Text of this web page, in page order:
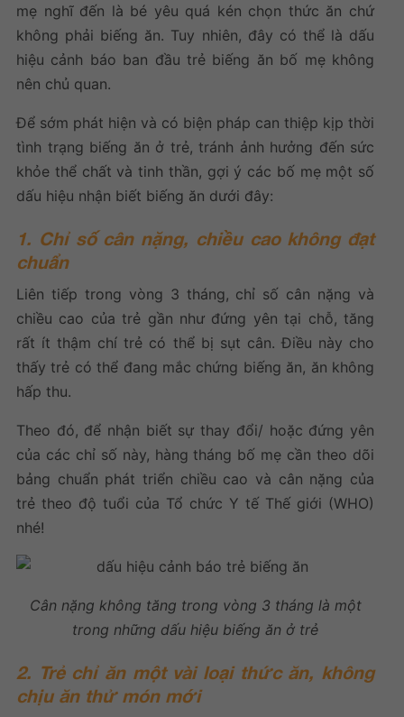
mẹ nghĩ đến là bé yêu quá kén chọn thức ăn chứ
không phải biếng ăn. Tuy nhiên, đây có thể là dấu
hiệu cảnh báo ban đầu trẻ biếng ăn bố mẹ không
nên chủ quan.
Để sớm phát hiện và có biện pháp can thiệp kịp thời
tình trạng biếng ăn ở trẻ, tránh ảnh hưởng đến sức
khỏe thể chất và tinh thần, gợi ý các bố mẹ một số
dấu hiệu nhận biết biếng ăn dưới đây:
1. Chỉ số cân nặng, chiều cao không đạt
chuẩn
Liên tiếp trong vòng 3 tháng, chỉ số cân nặng và
chiều cao của trẻ gần như đứng yên tại chỗ, tăng
rất ít thậm chí trẻ có thể bị sụt cân. Điều này cho
thấy trẻ có thể đang mắc chứng biếng ăn, ăn không
hấp thu.
Theo đó, để nhận biết sự thay đổi/ hoặc đứng yên
của các chỉ số này, hàng tháng bố mẹ cần theo dõi
bảng chuẩn phát triển chiều cao và cân nặng của
trẻ theo độ tuổi của Tổ chức Y tế Thế giới (WHO)
nhé!
Cân nặng không tăng trong vòng 3 tháng là một
trong những dấu hiệu biếng ăn ở trẻ
2. Trẻ chỉ ăn một vài loại thức ăn, không
chịu ăn thử món mới